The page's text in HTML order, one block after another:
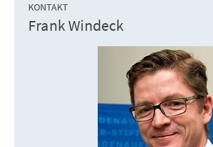
KONTAKT
Frank Windeck